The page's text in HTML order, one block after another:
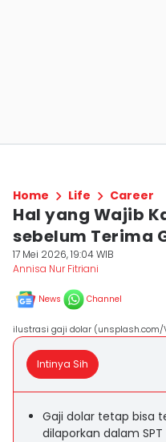
Home Life Career
Hal yang Wajib
sebelum Terima
17 Mei 2026, 19:04 WIB
Annisa Nur Fitriani
News Channel
ilustrasi gaji dolar (unsplash.com/
Intinya Sih
Gaji dolar tetap bisa
dilaporkan dalam